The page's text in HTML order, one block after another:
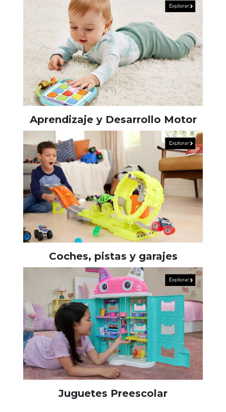
Aprendizaje y Desarrollo Motor
Coches, pistas y garajes
Juguetes Preescolar